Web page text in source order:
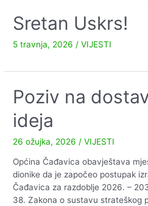
Sretan Uskrs!
5 travnja, 2026 /VIJESTI
Poziv na
ideja
26 ožujka, 2026 /VIJESTI
Općina Čađavica obavještava
dionike da je započeo postupak
Čađavica za razdoblje 2026. –
38. Zakona o sustavu strateškog